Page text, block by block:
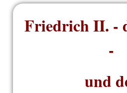
Friedrich II. -
-
und